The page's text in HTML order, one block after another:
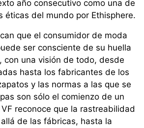
año consecutivo como una de
éticas del mundo por Ethisphere.
que el consumidor de moda
ser consciente de su huella
con una visión de todo, desde
hasta los fabricantes de los
y las normas a las que se
son sólo el comienzo de un
reconoce que la rastreabilidad
de las fábricas, hasta la